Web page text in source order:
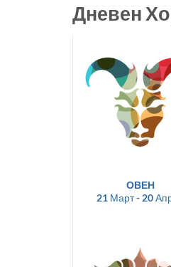
Дневен
ОВЕН
21 Март - 20